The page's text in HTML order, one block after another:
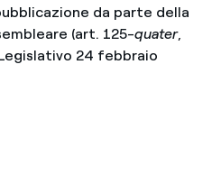
da parte della
(art. 125-quater,
24 febbraio